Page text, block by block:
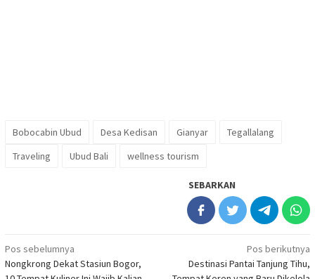
Bobocabin Ubud Desa Kedisan Gianyar
Tegallalang
Traveling
Ubud Bali wellness tourism
SEBARKAN
Navigasi
pos
Pos sebelumnya
Nongkrong Dekat Stasiun Bogor,
Pos berikutnya
Destinasi Pantai Tanjung Tihu,